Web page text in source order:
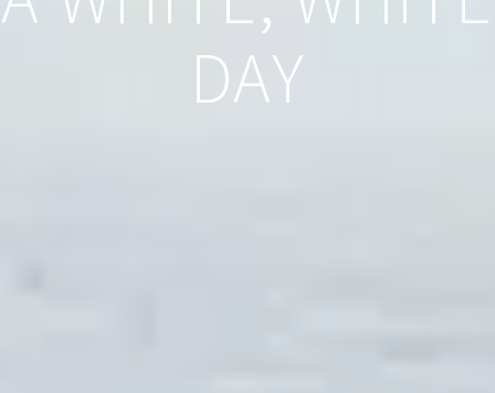
DAY